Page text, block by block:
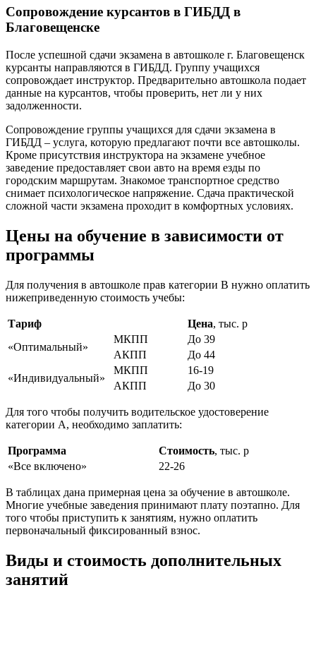
Сопровождение курсантов в ГИБДД в
Благовещенске
После успешной сдачи экзамена в автошколе г. Благовещенск
курсанты направляются в ГИБДД. Группу учащихся
сопровождает инструктор. Предварительно автошкола подает
данные на курсантов, чтобы проверить, нет ли у них
задолженности.
Сопровождение группы учащихся для сдачи экзамена в
ГИБДД – услуга, которую предлагают почти все автошколы.
Кроме присутствия инструктора на экзамене учебное
заведение предоставляет свои авто на время езды по
городским маршрутам. Знакомое транспортное средство
снимает психологическое напряжение. Сдача практической
сложной части экзамена проходит в комфортных условиях.
Цены на обучение в зависимости от
программы
Для получения в автошколе прав категории В нужно оплатить
нижеприведенную стоимость учебы:
Тариф Цена, тыс. р
«Оптимальный»
МКПП
До 39
АКПП
До 44
«Индивидуальный»
МКПП
16-19
АКПП
До 30
Для того чтобы получить водительское удостоверение
категории А, необходимо заплатить:
Программа Стоимость, тыс. р
«Все включено»
22-26
В таблицах дана примерная цена за обучение в автошколе.
Многие учебные заведения принимают плату поэтапно. Для
того чтобы приступить к занятиям, нужно оплатить
первоначальный фиксированный взнос.
Виды и стоимость дополнительных
занятий